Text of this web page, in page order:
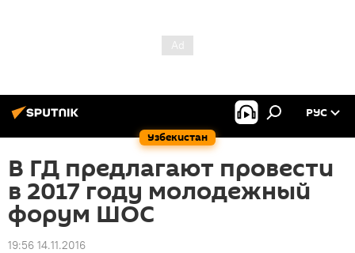
Узбекистан
РУС
В ГД предлагают провести
в 2017 году молодежный
форум ШОС
19:56 14.11.2016